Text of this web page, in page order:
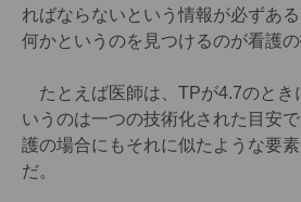
ればならないという情報が必ずあ
何かというのを見つけるのが看護の
たとえば医師は、TPが4.7のとき
いうのは一つの技術化された目安
護の場合にもそれに似たような要
だ。